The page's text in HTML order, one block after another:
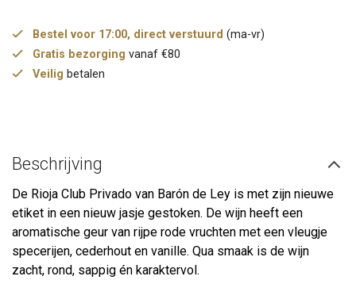
Bestel voor 17:00, direct verstuurd (ma-vr)
Gratis bezorging vanaf €80
Veilig betalen
Beschrijving
De Rioja Club Privado van Barón de Ley is met zijn nieuwe
etiket in een nieuw jasje gestoken. De wijn heeft een
aromatische geur van rijpe rode vruchten met een vleugje
specerijen, cederhout en vanille. Qua smaak is de wijn
zacht, rond, sappig én karaktervol.